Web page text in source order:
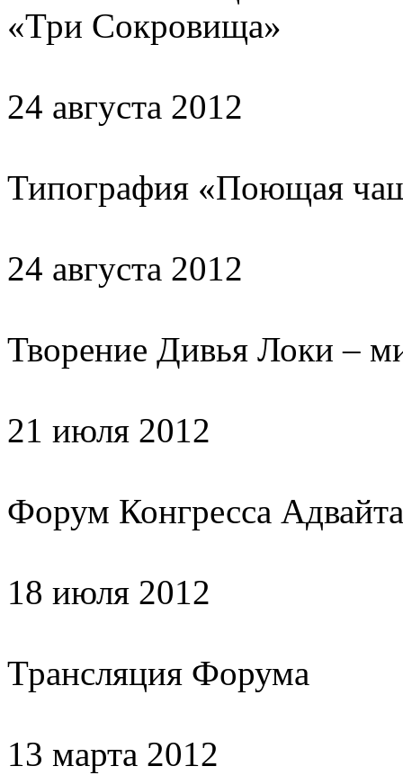
«Три Сокровища»
24 августа 2012
Типография «Поющая
24 августа 2012
Творение Дивья Локи –
21 июля 2012
Форум Конгресса
18 июля 2012
Трансляция Форума
13 марта 2012